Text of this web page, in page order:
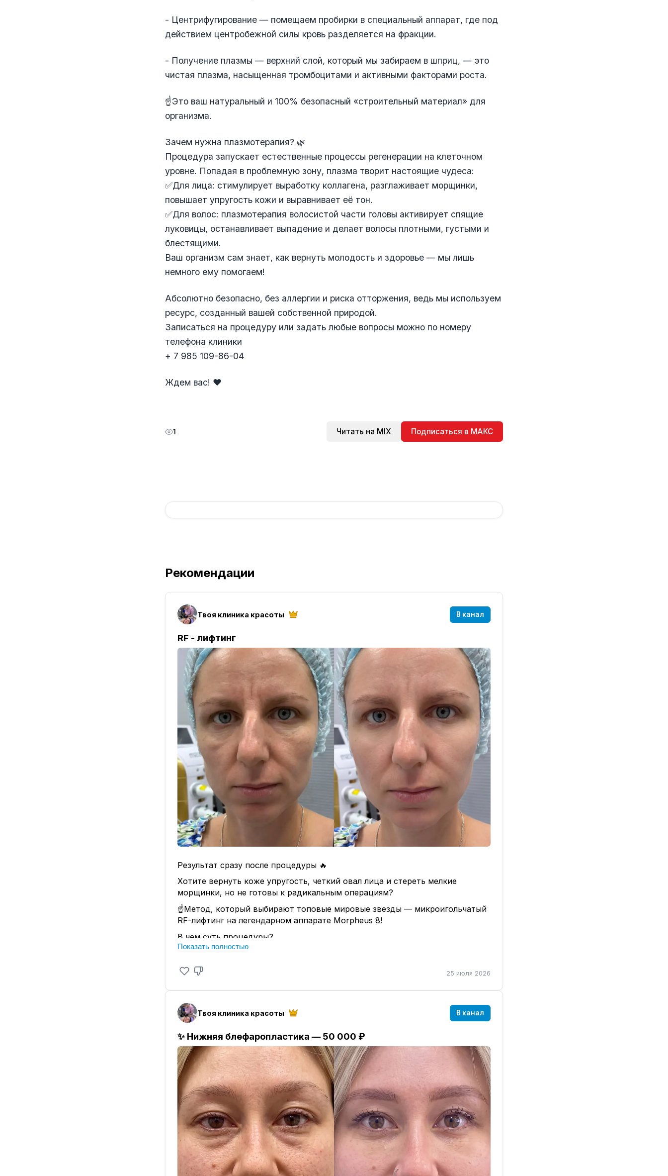
- Центрифугирование — помещаем пробирки в специальный аппарат, где под
действием центробежной силы кровь разделяется на фракции.
- Получение плазмы — верхний слой, который мы забираем в шприц, — это
чистая плазма, насыщенная тромбоцитами и активными факторами роста.
☝️Это ваш натуральный и 100% безопасный «строительный материал» для
организма.
Зачем нужна плазмотерапия? 🌿
Процедура запускает естественные процессы регенерации на клеточном
уровне. Попадая в проблемную зону, плазма творит настоящие чудеса:
✅Для лица: стимулирует выработку коллагена, разглаживает морщинки,
повышает упругость кожи и выравнивает её тон.
✅Для волос: плазмотерапия волосистой части головы активирует спящие
луковицы, останавливает выпадение и делает волосы плотными, густыми и
блестящими.
Ваш организм сам знает, как вернуть молодость и здоровье — мы лишь
немного ему помогаем!
Абсолютно безопасно, без аллергии и риска отторжения, ведь мы используем
ресурс, созданный вашей собственной природой.
Записаться на процедуру или задать любые вопросы можно по номеру
телефона клиники
+ 7 985 109-86-04
Ждем вас! ♥️
1 Читать на MIX Подписаться в МАКС
Рекомендации
Твоя клиника красоты В канал
RF - лифтинг
Результат сразу после процедуры 🔥
Хотите вернуть коже упругость, четкий овал лица и стереть мелкие
морщинки, но не готовы к радикальным операциям?
☝️Метод, который выбирают топовые мировые звезды — микроигольчатый
RF-лифтинг на легендарном аппарате Morpheus 8!
В чем суть процедуры?
микроиглами проникает в кожу на строго контролируемую глубину. В этот
момент на кончики игл подается радиочастотный импульс.
✨Какой эффект вы получите?
✅Мгновенный лифтинг: подтяжка брылей, второго подбородка и четкий
«угол молодости».
✅Улучшение качества кожи: разглаживание мелких и глубоких морщин.
✅Работа с рельефом: сглаживание шрамов, рубцов и постакне, сужение
пор.
✅Уплотнение тканей: кожа становится упругой, эластичной и сияющей.
Как проходит процедура и больно ли это?
Перед сеансом наносится аппликационная анестезия (обезболивающий
крем), поэтому воздействие переносится максимально комфортно.
Реабилитация минимальна: небольшое покраснение и отек проходят всего
за 2–3 дня. А первые результаты вы заметите уже через пару недель, и они
будут нарастать в течение 2–3 месяцев!
💌 Хотите безупречную кожу? Запишитесь на консультацию прямо сейчас
Показать полностью
25 июля 2026
Твоя клиника красоты В канал
✨ Нижняя блефаропластика — 50 000 ₽